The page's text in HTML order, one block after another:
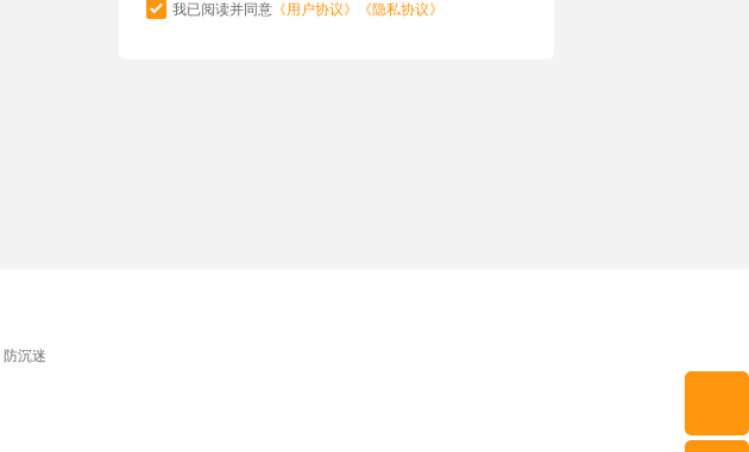
我已阅读并同意 《用户协议》 《隐私协议》
防沉迷